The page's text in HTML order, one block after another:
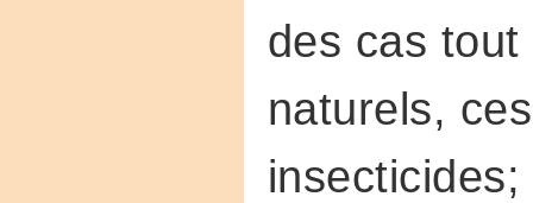
des cas
naturels,